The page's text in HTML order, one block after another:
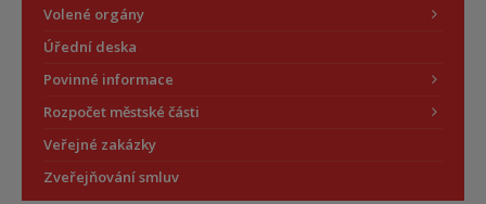
Volené orgány
Úřední deska
Povinné informace
Rozpočet městské části
Veřejné zakázky
Zveřejňování smluv